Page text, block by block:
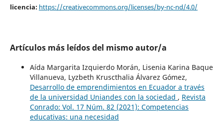
licencia: https://creativecommons.org/licenses/by-nc-nd/4.0/
Artículos más leídos del mismo autor/a
Aída Margarita Izquierdo Morán, Lisenia Karina Baque
Villanueva, Lyzbeth Kruscthalia Álvarez Gómez,
Desarrollo de emprendimientos en Ecuador a través
de la universidad Uniandes con la sociedad , Revista
Conrado: Vol. 17 Núm. 82 (2021): Competencias
educativas: una necesidad